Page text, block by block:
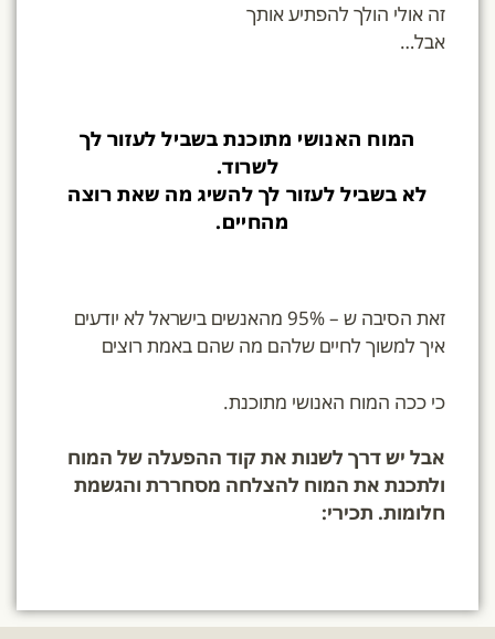
זה אולי הולך להפתיע אותך
אבל…
המוח האנושי מתוכנת בשביל לעזור לך
לשרוד.
לא בשביל לעזור לך להשיג מה שאת רוצה
מהחיים.
זאת הסיבה ש – 95% מהאנשים בישראל לא יודעים
איך למשוך לחיים שלהם מה שהם באמת רוצים
כי ככה המוח האנושי מתוכנת.
אבל יש דרך לשנות את קוד ההפעלה של המוח
ולתכנת את המוח להצלחה מסחררת והגשמת
חלומות. תכירי: